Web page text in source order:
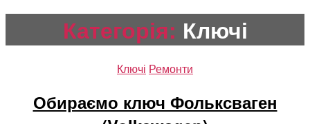
Категорія: Ключі
Категорії
Ключі Ремонти
Обираємо ключ Фольксваген